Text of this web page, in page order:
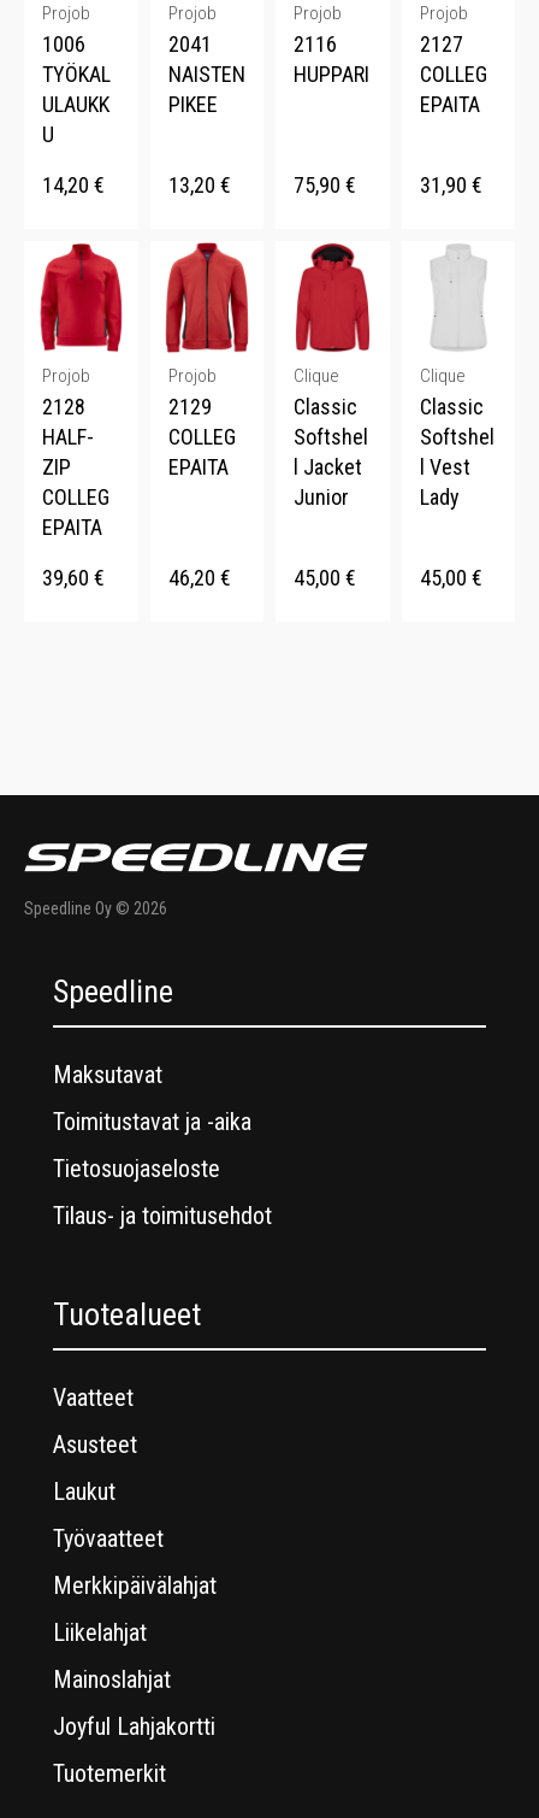
Projob
1006
TYÖKAL
ULAUKK
U
14,20 €
Projob
2041
NAISTEN
PIKEE
13,20 €
Projob
2116
HUPPARI
75,90 €
Projob
2127
COLLEG
EPAITA
31,90 €
Projob
2128
HALF-
ZIP
COLLEG
EPAITA
39,60 €
Projob
2129
COLLEG
EPAITA
46,20 €
Clique
Classic
Softshel
l Jacket
Junior
45,00 €
Clique
Classic
Softshel
l Vest
Lady
45,00 €
Speedline Oy © 2026
Speedline
Maksutavat
Toimitustavat ja -aika
Tietosuojaseloste
Tilaus- ja toimitusehdot
Tuotealueet
Vaatteet
Asusteet
Laukut
Työvaatteet
Merkkipäivälahjat
Liikelahjat
Mainoslahjat
Joyful Lahjakortti
Tuotemerkit